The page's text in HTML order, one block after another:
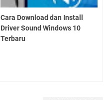
Cara Download dan Install
Driver Sound Windows 10
Terbaru